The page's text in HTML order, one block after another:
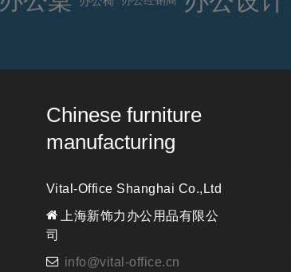
Chinese furniture
manufacturing
Vital-Office Shanghai Co.,Ltd
上海新饰力办公用品有限公
司
info@vital-office.cn